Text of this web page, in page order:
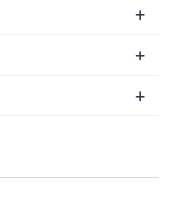
+
+
+